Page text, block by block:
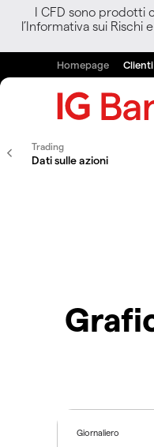
I CFD sono prodotti
l’Informativa sui
Homepage
Trading
Dati sulle azioni
Giornaliero